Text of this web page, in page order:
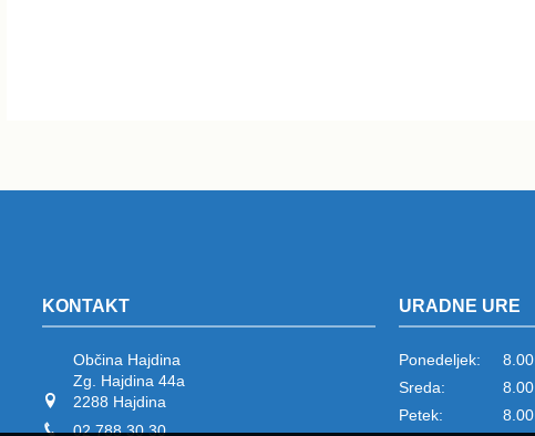
KONTAKT
Občina Hajdina
Zg. Hajdina 44a
2288 Hajdina
02 788 30 30
URADNE URE
Ponedeljek:
Sreda:
Petek: